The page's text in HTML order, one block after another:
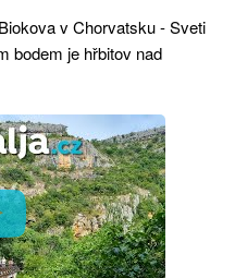
v Chorvatsku - Sveti
bodem je hřbitov nad